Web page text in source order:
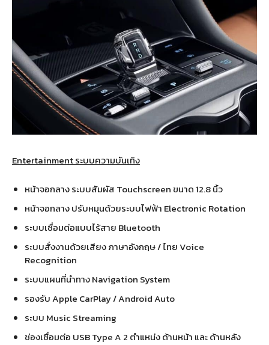
Entertainment ระบบความบันเทิง
หน้าจอกลาง ระบบสัมผัส Touchscreen ขนาด 12.8 นิ้ว
หน้าจอกลาง ปรับหมุนด้วยระบบไฟฟ้า Electronic Rotation
ระบบเชื่อมต่อแบบไร้สาย Bluetooth
ระบบสั่งงานด้วยเสียง ภาษาอังกฤษ / ไทย Voice
Recognition
ระบบแผนที่นำทาง Navigation System
รองรับ Apple CarPlay / Android Auto
ระบบ Music Streaming
ช่องเชื่อมต่อ USB Type A 2 ตำแหน่ง ด้านหน้า และ ด้านหลัง